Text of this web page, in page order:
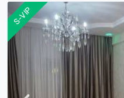
S-VIP